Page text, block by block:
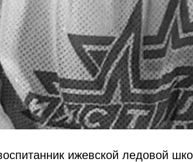
ижевской ледовой